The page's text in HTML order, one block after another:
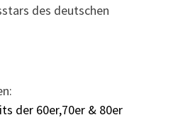
des deutschen
der 60er,70er & 80er